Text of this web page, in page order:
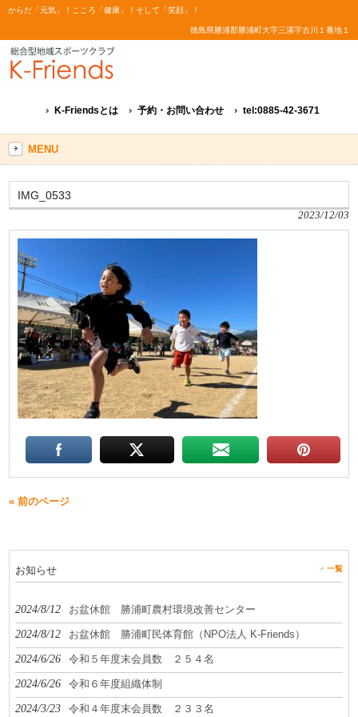
からだ「元気」！こころ「健康」！そして「笑顔」！
徳島県勝浦郡勝浦町大字三溪字古川１番地１
K-Friendsとは 予約・お問い合わせ tel:0885-42-3671
MENU
IMG_0533
2023/12/03
« 前のページ
お知らせ 一覧
2024/8/12 お盆休館 勝浦町農村環境改善センター
2024/8/12 お盆休館 勝浦町民体育館（NPO法人 K-Friends）
2024/6/26 令和５年度末会員数 ２５４名
2024/6/26 令和６年度組織体制
2024/3/23 令和４年度末会員数 ２３３名